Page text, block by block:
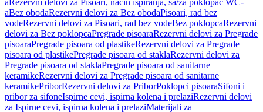
aRezervni delovi za Pisoari, način ispiranja, sa/za poklopac WC-
aBez obodaRezervni delovi za Bez obodaPisoari, rad bez
vodeRezervni delovi za Pisoari, rad bez vodeBez poklopcaRezervni
delovi za Bez poklopcaPregrade pisoaraRezervni delovi za Pregrade
pisoaraPregrade pisoara od plastikeRezervni delovi za Pregrade
pisoara od plastikePregrade pisoara od staklaRezervni delovi za
Pregrade pisoara od staklaPregrade pisoara od sanitarne
keramikeRezervni delovi za Pregrade pisoara od sanitarne
keramikePriborRezervni delovi za PriborPoklopci pisoaraSifoni i
pribor za sifoneIspirne cevi, ispirna kolena i prelaziRezervni delovi
za Ispirne cevi, ispirna kolena i prelaziMaterijali za